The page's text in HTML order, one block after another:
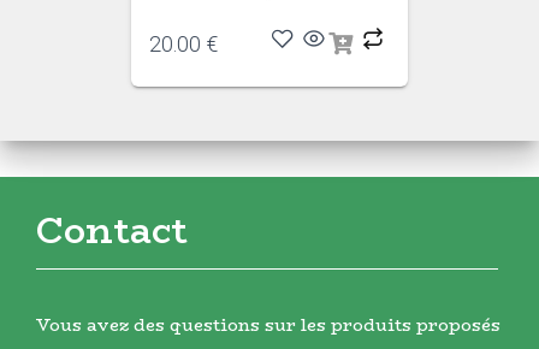
20.00 €
Contact
Vous avez des questions sur les produits proposés